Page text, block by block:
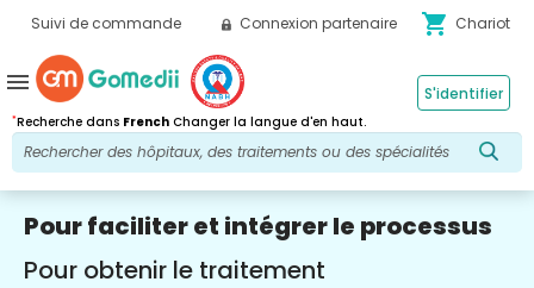
Suivi de commande Connexion partenaire shopping_cart Chariot
*Recherche dans French Changer la langue d'en haut.
S'identifier
menu
Pour faciliter et intégrer le processus
Pour obtenir le traitement